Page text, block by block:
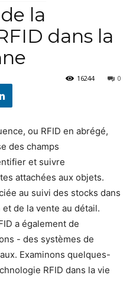
la
dans la
0
16244
ou RFID en abrégé,
des champs
et suivre
attachées aux objets.
au suivi des stocks dans
de la vente au détail.
a également de
- des systèmes de
Examinons quelques-
RFID dans la vie